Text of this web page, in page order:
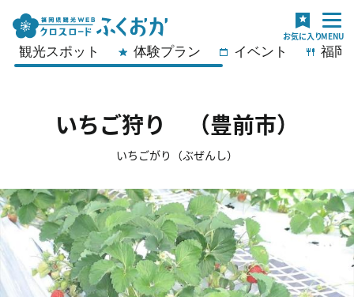
観光スポット 体験プラン イベント 福岡
いちご狩り （豊前市）
いちごがり（ぶぜんし）